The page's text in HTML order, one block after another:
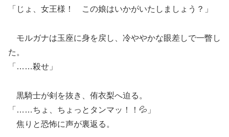
「じょ、女王様！ この娘はいかがいたしましょう？」
モルガナは玉座に身を戻し、冷ややかな眼差しで一瞥し
た。
「……殺せ」
黒騎士が剣を抜き、侑衣梨へ迫る。
「……ちょ、ちょっとタンマッ！！💦」
焦りと恐怖に声が裏返る。